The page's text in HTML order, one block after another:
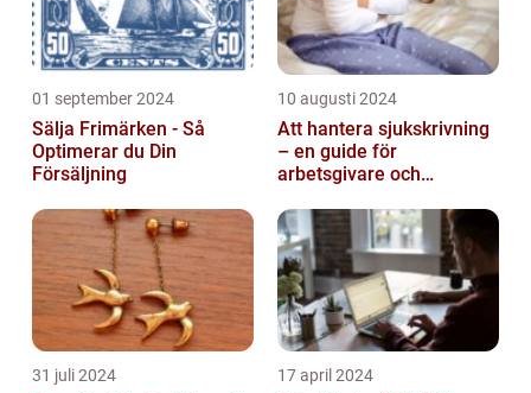
01 september 2024
Sälja Frimärken - Så
Optimerar du Din
Försäljning
10 augusti 2024
Att hantera sjukskrivning
– en guide för
arbetsgivare och
31 juli 2024 17 april 2024